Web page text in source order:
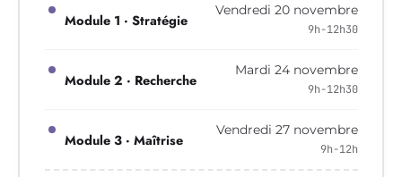
Module 1 · Stratégie
Vendredi 20 novembre
9h-12h30
Module 2 · Recherche
Mardi 24 novembre
9h-12h30
Module 3 · Maîtrise
Vendredi 27 novembre
9h-12h